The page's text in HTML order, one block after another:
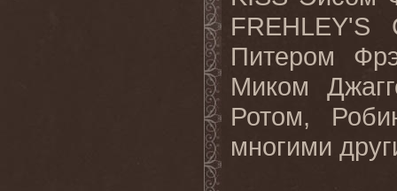
Питером
Миком
Ротом,
многими